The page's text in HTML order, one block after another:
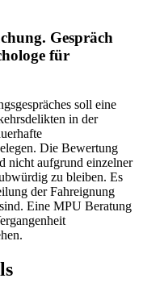
Gespräch
für
soll eine
in der
Die Bewertung
nicht aufgrund einzelner
zu bleiben. Es
der Fahreignung
Eine MPU Beratung